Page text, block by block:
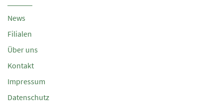
News
Filialen
Über uns
Kontakt
Impressum
Datenschutz